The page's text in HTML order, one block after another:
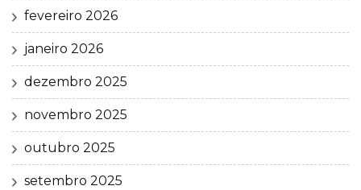
fevereiro 2026
janeiro 2026
dezembro 2025
novembro 2025
outubro 2025
setembro 2025